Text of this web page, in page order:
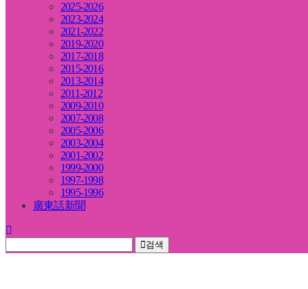
2025-2026
2023-2024
2021-2022
2019-2020
2017-2018
2015-2016
2013-2014
2011-2012
2009-2010
2007-2008
2005-2006
2003-2004
2001-2002
1999-2000
1997-1998
1995-1996
廣東話新聞
검색